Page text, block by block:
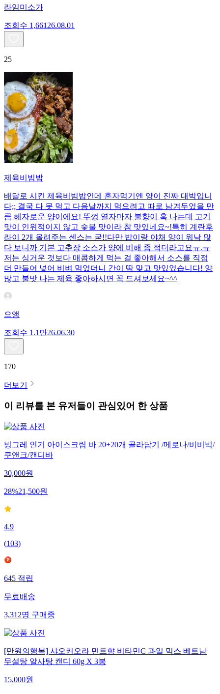
라임미소가
조회수 1,661 26.08.01
25
제육비빔밥
배달로 시킨 제육비빔밥인데 혼자먹기엔 양이 진짜 대박입니
다;; 결국 다 못 먹고 다음날까지 먹으려고 따로 남겨두었을 만
큼 혜자로운 양이에요! 뚜껑 열자마자 불향이 훅 나는데 고기
맛이 인위적이지 않고 숯불 맛이라 참 맛있네요~!특히 계란후
라이 2개 올려주는 센스는 굳!! ​다만 밥이랑 야채 양이 워낙 많
다 보니까 기본 고추장 소스가 양에 비해 좀 적더라고요ㅠ.ㅠ
저는 싱거운 것보다 매콤하게 먹는 걸 좋아해서 소스를 직접
더 만들어 넣어 비벼 먹었더니 간이 딱 맞고 맛있었습니다! 양
많고 불맛 나는 제육 좋아하시면 꼭 드셔보세요~^^
으앵
조회수 1.1만26.06.30
170
더보기
이 리뷰를 본 유저들이 관심있어 한 상품
빙그레 인기 아이스크림 바 20+20개 골라담기 /메로나/비비빅/
쿠앤크/캔디바
30,000원
28%21,500원
4.9
(103)
645 적립
무료배송
3,312명 구매중
[만원의행복] 샤오커오라 민트향 비타민C 과일 믹스 베트남
무설탕 알사탕 캔디 60g X 3봉
15,000원